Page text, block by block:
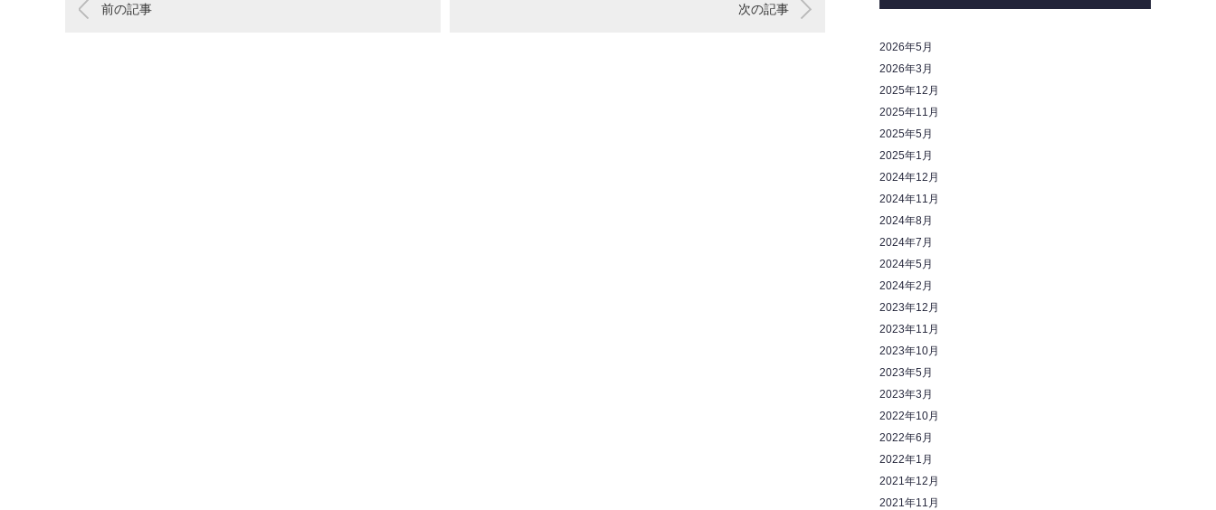
前の記事 次の記事
2026年5月
2026年3月
2025年12月
2025年11月
2025年5月
2025年1月
2024年12月
2024年11月
2024年8月
2024年7月
2024年5月
2024年2月
2023年12月
2023年11月
2023年10月
2023年5月
2023年3月
2022年10月
2022年6月
2022年1月
2021年12月
2021年11月